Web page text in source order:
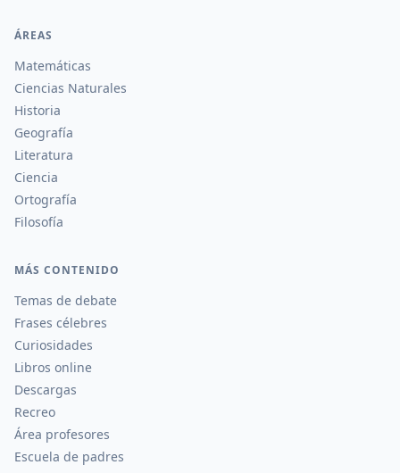
ÁREAS
Matemáticas
Ciencias Naturales
Historia
Geografía
Literatura
Ciencia
Ortografía
Filosofía
MÁS CONTENIDO
Temas de debate
Frases célebres
Curiosidades
Libros online
Descargas
Recreo
Área profesores
Escuela de padres